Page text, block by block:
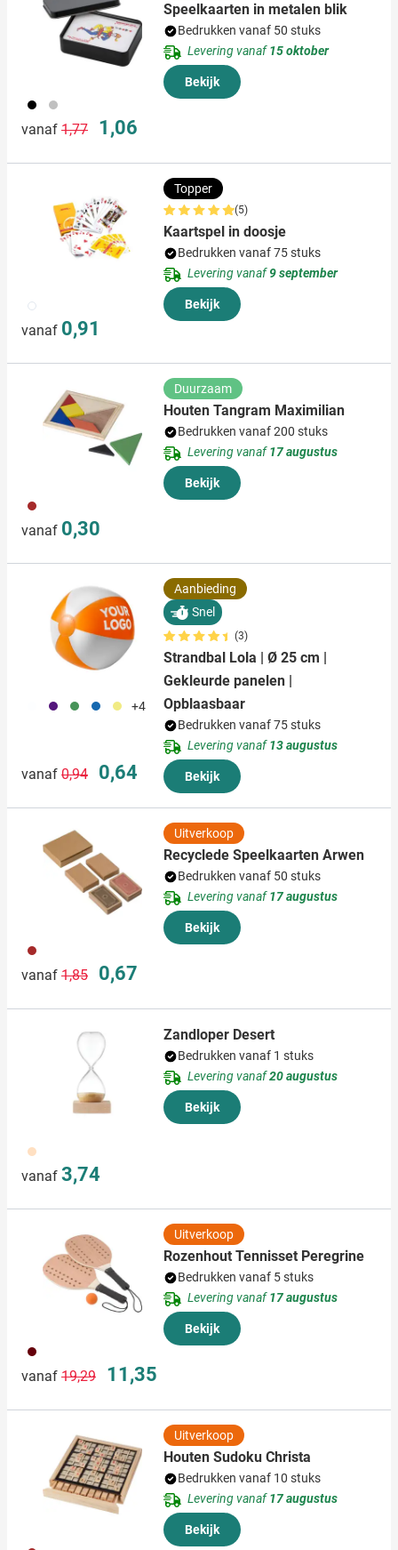
001 032
vanaf Normale prijs
1,77 Speciale prijs
1,06
Speelkaarten in metalen blik
Bedrukken vanaf 50 stuks
Levering vanaf15 oktober
Bekijk
009
vanaf 0,91
Topper
(5)
Kaartspel in doosje
Bedrukken vanaf 75 stuks
Levering vanaf9 september
Bekijk
011
vanaf 0,30
Duurzaam
Houten Tangram Maximilian
Bedrukken vanaf 200 stuks
Levering vanaf17 augustus
Bekijk
024 004 005 006 +4
vanaf Normale prijs
0,94 Speciale prijs
0,64
Aanbieding
Snel
(3)
Strandbal Lola | Ø 25 cm |
Gekleurde panelen |
Opblaasbaar
Bedrukken vanaf 75 stuks
Levering vanaf13 augustus
Bekijk
011
vanaf Normale prijs
1,85 Speciale prijs
0,67
Uitverkoop
Recyclede Speelkaarten Arwen
Bedrukken vanaf 50 stuks
Levering vanaf17 augustus
Bekijk
357
vanaf 3,74
Zandloper Desert
Bedrukken vanaf 1 stuks
Levering vanaf20 augustus
Bekijk
011
vanaf Normale prijs
19,29 Speciale prijs
11,35
Uitverkoop
Rozenhout Tennisset Peregrine
Bedrukken vanaf 5 stuks
Levering vanaf17 augustus
Bekijk
Uitverkoop
Houten Sudoku Christa
Bedrukken vanaf 10 stuks
Levering vanaf17 augustus
Bekijk